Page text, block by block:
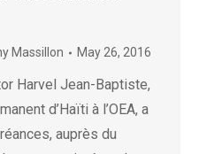
Massillon May 26, 2016
Harvel Jean-Baptiste,
d’Haïti à l’OEA, a
auprès du